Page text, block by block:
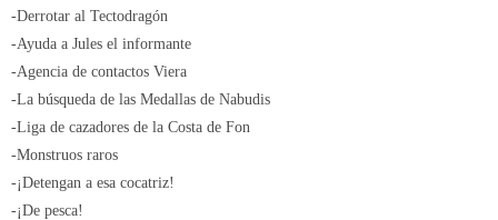
-Derrotar al Tectodragón
-Ayuda a Jules el informante
-Agencia de contactos Viera
-La búsqueda de las Medallas de Nabudis
-Liga de cazadores de la Costa de Fon
-Monstruos raros
-¡Detengan a esa cocatriz!
-¡De pesca!